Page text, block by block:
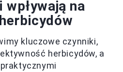
na
kluczowe czynniki,
herbicydów, a